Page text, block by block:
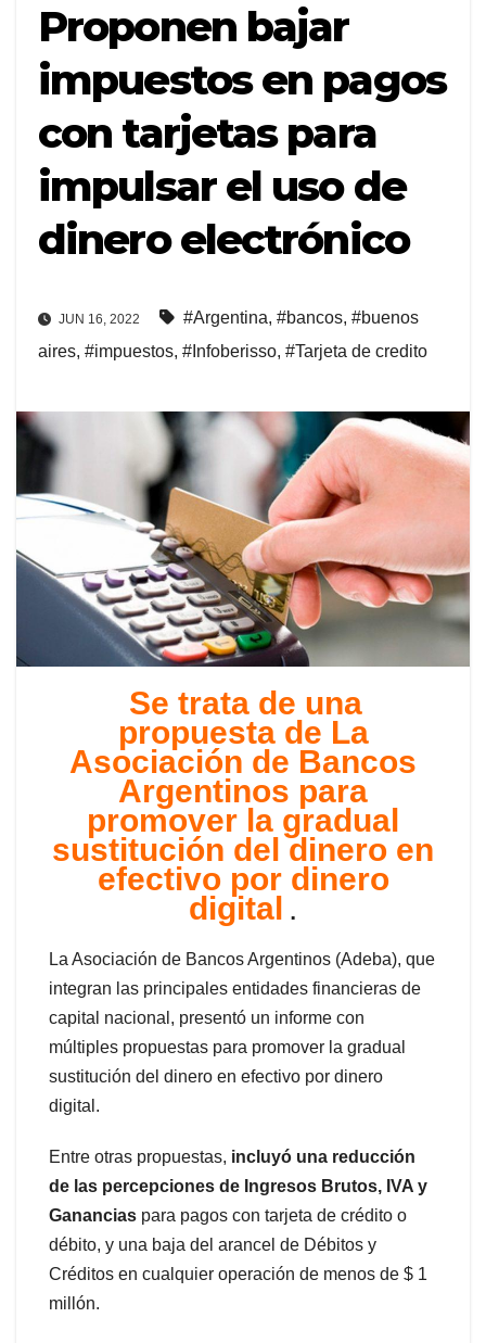
Proponen bajar
impuestos en pagos
con tarjetas para
impulsar el uso de
dinero electrónico
JUN 16, 2022 #Argentina, #bancos, #buenos
aires, #impuestos, #Infoberisso, #Tarjeta de credito
Se trata de una
propuesta de La
Asociación de Bancos
Argentinos para
promover la gradual
sustitución del dinero en
efectivo por dinero
digital .
La Asociación de Bancos Argentinos (Adeba), que
integran las principales entidades financieras de
capital nacional, presentó un informe con
múltiples propuestas para promover la gradual
sustitución del dinero en efectivo por dinero
digital.
Entre otras propuestas, incluyó una reducción
de las percepciones de Ingresos Brutos, IVA y
Ganancias para pagos con tarjeta de crédito o
débito, y una baja del arancel de Débitos y
Créditos en cualquier operación de menos de $ 1
millón.